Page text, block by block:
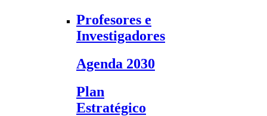
Profesores e
Investigadores
Agenda 2030
Plan
Estratégico